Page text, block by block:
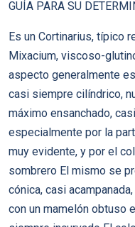
GUÍA PARA SU
Es un Cortinarius, típico
Mixacium, viscoso-
aspecto generalmente
casi siempre cilíndrico,
máximo ensanchado,
especialmente por la
muy evidente, y por el
sombrero El mismo se
cónica, casi
con un mamelón obtuso